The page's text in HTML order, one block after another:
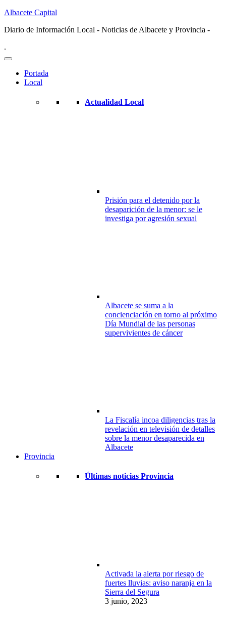
Albacete Capital
Diario de Información Local - Noticias de Albacete y Provincia -
.
Portada
Local
Actualidad Local
Prisión para el detenido por la
desaparición de la menor: se le
investiga por agresión sexual
Albacete se suma a la
concienciación en torno al próximo
Día Mundial de las personas
supervivientes de cáncer
La Fiscalía incoa diligencias tras la
revelación en televisión de detalles
sobre la menor desaparecida en
Albacete
Provincia
Últimas noticias Provincia
Activada la alerta por riesgo de
fuertes lluvias: aviso naranja en la
Sierra del Segura
3 junio, 2023